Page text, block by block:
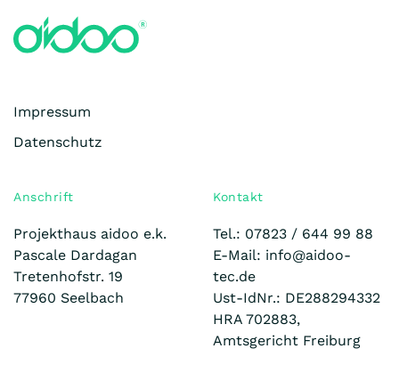
Impressum
Datenschutz
Anschrift
Projekthaus aidoo e.k.
Pascale Dardagan
Tretenhofstr. 19
77960 Seelbach
Kontakt
Tel.: 07823 / 644 99 88
E-Mail: info@aidoo-
tec.de
Ust-IdNr.: DE288294332
HRA 702883,
Amtsgericht Freiburg